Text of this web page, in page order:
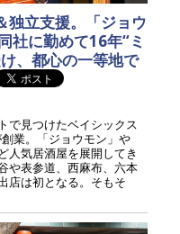
独立支援。「ジョウ
社に勤めて16年“ミ
、都心の一等地で
で見つけたベイシックス
業。「ジョウモン」や
人気居酒屋を展開してき
や表参道、西麻布、六本
店は初となる。そもそ